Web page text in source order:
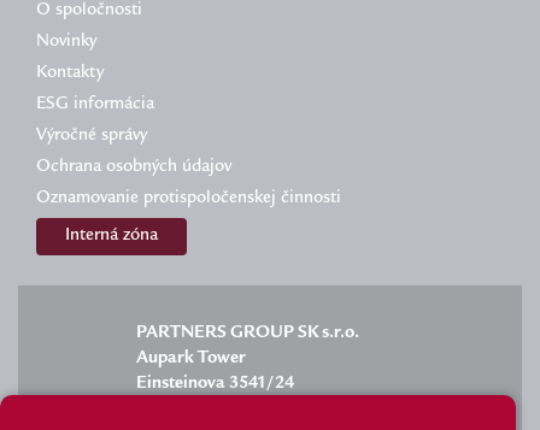
O spoločnosti
Novinky
Kontakty
ESG informácia
Výročné správy
Ochrana osobných údajov
Oznamovanie protispoločenskej činnosti
Interná zóna
PARTNERS GROUP SK s.r.o.
Aupark Tower
Einsteinova 3541/24